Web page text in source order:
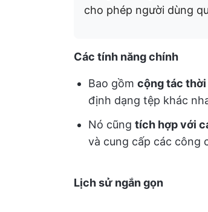
cho phép người dùng
Các tính năng chính
Bao gồm cộng tác
định dạng tệp khác
Nó cũng tích hợp với
và cung cấp các công
Lịch sử ngắn gọn